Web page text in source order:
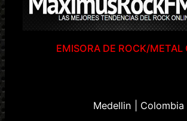
EMISORA DE ROCK/METAL
Medellin | Colombia